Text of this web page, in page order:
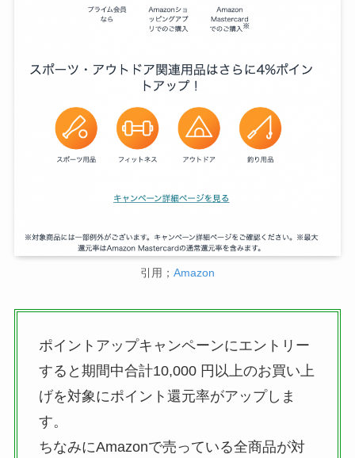
引用； Amazon
ポイントアップキャンペーンにエントリー
すると期間中合計10,000 円以上のお買い上
げを対象にポイント還元率がアップしま
す。
ちなみにAmazonで売っている全商品が対